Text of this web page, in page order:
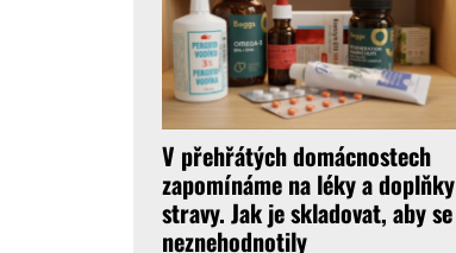
V přehřátých domácnostech
zapomínáme na léky a doplňky
stravy. Jak je skladovat, aby se
neznehodnotily